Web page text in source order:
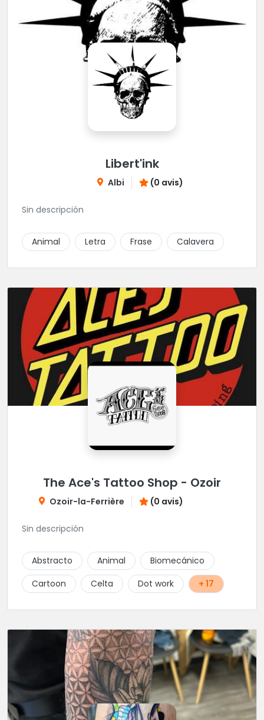
Libert'ink
Albi (0 avis)
Sin descripción
Animal Letra Frase Calavera
The Ace's Tattoo Shop - Ozoir
Ozoir-la-Ferrière (0 avis)
Sin descripción
Abstracto Animal
Biomecánico
Cartoon
Celta Dot work + 17